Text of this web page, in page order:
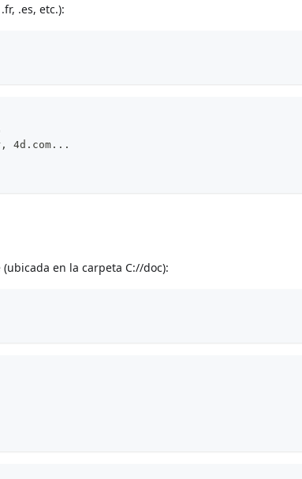
.es, etc.):
4d.com...
en la carpeta C://doc):